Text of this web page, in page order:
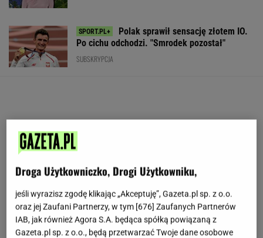
Polak sprawił sensację złotem IO.
Po cichu odchodzi. "Smrodek pozostał"
SUBSKRYPCJA
Droga Użytkowniczko, Drogi Użytkowniku,
jeśli wyrazisz zgodę klikając „Akceptuję”, Gazeta.pl sp. z o.o.
oraz jej Zaufani Partnerzy, w tym [676] Zaufanych Partnerów
IAB, jak również Agora S.A. będąca spółką powiązaną z
Gazeta.pl sp. z o.o., będą przetwarzać Twoje dane osobowe